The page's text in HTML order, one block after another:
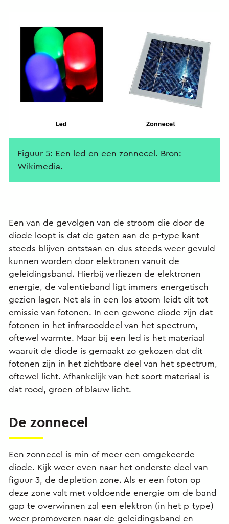
Figuur 5: Een led en een zonnecel. Bron:
Wikimedia.
Een van de gevolgen van de stroom die door de
diode loopt is dat de gaten aan de p-type kant
steeds blijven ontstaan en dus steeds weer gevuld
kunnen worden door elektronen vanuit de
geleidingsband. Hierbij verliezen de elektronen
energie, de valentieband ligt immers energetisch
gezien lager. Net als in een los atoom leidt dit tot
emissie van fotonen. In een gewone diode zijn dat
fotonen in het infrarooddeel van het spectrum,
oftewel warmte. Maar bij een led is het materiaal
waaruit de diode is gemaakt zo gekozen dat dit
fotonen zijn in het zichtbare deel van het spectrum,
oftewel licht. Afhankelijk van het soort materiaal is
dat rood, groen of blauw licht.
De zonnecel
Een zonnecel is min of meer een omgekeerde
diode. Kijk weer even naar het onderste deel van
figuur 3, de depletion zone. Als er een foton op
deze zone valt met voldoende energie om de band
gap te overwinnen zal een elektron (in het p-type)
weer promoveren naar de geleidingsband en